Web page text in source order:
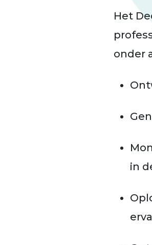
Het
onder
in